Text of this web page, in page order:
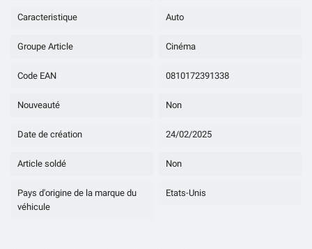
Caracteristique Auto
Groupe Article Cinéma
Code EAN 0810172391338
Nouveauté Non
Date de création 24/02/2025
Article soldé Non
Pays d'origine de la marque du
véhicule
Etats-Unis